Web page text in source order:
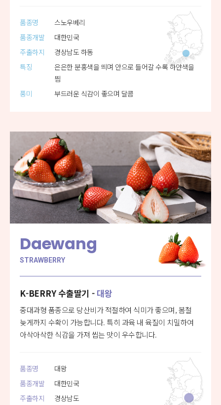
품종명
스노우베리
품종개발
대한민국
주출하지
경상남도 하동
특징
은은한 분홍색을 띄며 안으로 들어갈 수록 하얀색을
띔
풍미
부드러운 식감이 좋으며 달콤
Daewang
STRAWBERRY
K-BERRY 수출딸기 - 대왕
중대과형 품종으로 당산비가 적절하여 식미가 좋으며, 봄철
늦게까지 수확이 가능합니다. 특히 과육 내 육질이 치밀하여
아삭아삭한 식감을 가져 씹는 맛이 우수합니다.
품종명
대왕
품종개발
대한민국
주출하지
경상남도